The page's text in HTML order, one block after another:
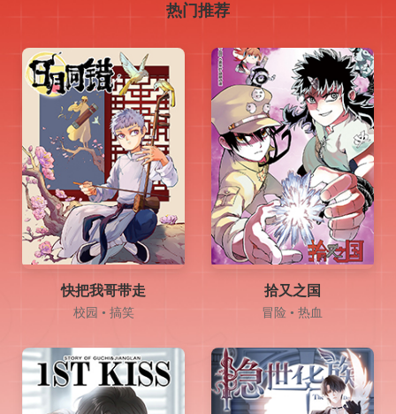
热门推荐
快把我哥带走
校园 • 搞笑
拾又之国
冒险 • 热血